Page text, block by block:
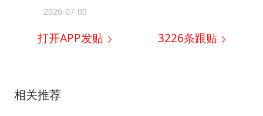
2026-07-05
打开APP发贴 3226条跟贴
相关推荐